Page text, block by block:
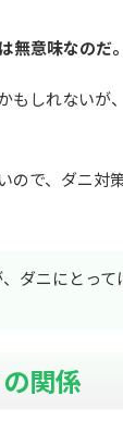
無意味なのだ。
もしれないが
ので、ダニ対
ダニにとって
関係